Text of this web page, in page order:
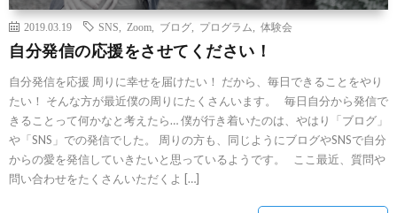
2019.03.19 SNS Zoom ブログ プログラム 体験会
自分発信の応援をさせてください！
自分発信を応援 周りに幸せを届けたい！ だから、毎日できることをやり
たい！ そんな方が最近僕の周りにたくさんいます。 毎日自分から発信で
きることって何かなと考えたら… 僕が行き着いたのは、やはり「ブログ」
や「SNS」での発信でした。 周りの方も、同じようにブログやSNSで自分
からの愛を発信していきたいと思っているようです。 ここ最近、質問や
問い合わせをたくさんいただくよ […]